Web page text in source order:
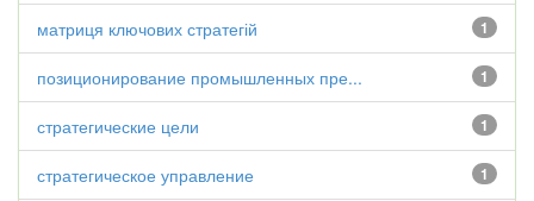
1
матриця ключових стратегій
1
позиционирование промышленных пре...
1
стратегические цели
1
стратегическое управление